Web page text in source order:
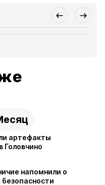
артефакты
Головчино
напомнили о